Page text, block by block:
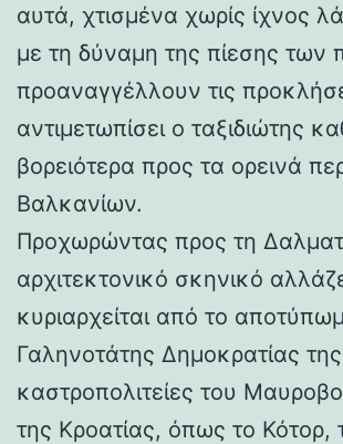
αυτά, χτισμένα χωρίς ίχνος
με τη δύναμη της πίεσης των
προαναγγέλλουν τις
αντιμετωπίσει ο ταξιδιώτης
βορειότερα προς τα ορεινά
Βαλκανίων.
Προχωρώντας προς τη
αρχιτεκτονικό σκηνικό
κυριαρχείται από το
Γαληνοτάτης Δημοκρατίας
καστροπολιτείες του
της Κροατίας, όπως το Κότορ,